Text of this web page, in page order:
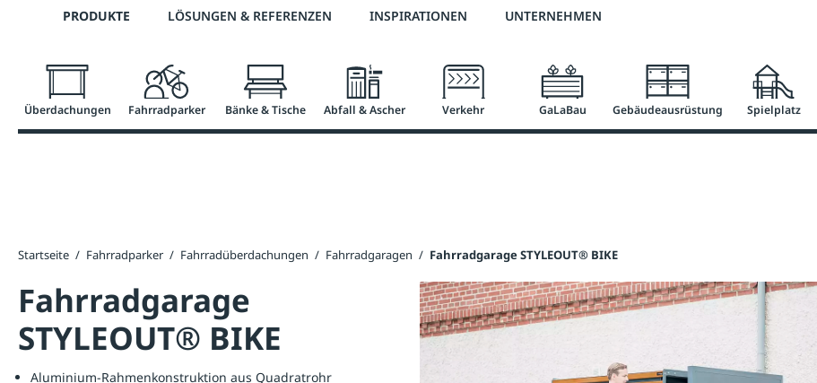
Zur Hauptnavigation springen
Telefon: 0800 / 100 49 02 2 % Vorkassen-Skonto versandkostenfrei ab 50 €
PRODUKTE LÖSUNGEN & REFERENZEN INSPIRATIONEN UNTERNEHMEN
Überdachungen Fahrradparker Bänke & Tische Abfall & Ascher Verkehr GaLaBau Gebäudeausrüstung Spielplatz
Startseite / Fahrradparker / Fahrradüberdachungen / Fahrradgaragen / Fahrradgarage STYLEOUT® BIKE
Fahrradgarage
STYLEOUT® BIKE
Aluminium-Rahmenkonstruktion aus Quadratrohr